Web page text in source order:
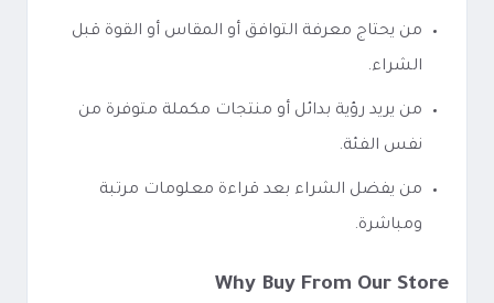
من يحتاج معرفة التوافق أو المقاس أو القوة قبل
الشراء.
من يريد رؤية بدائل أو منتجات مكملة متوفرة من
نفس الفئة.
من يفضل الشراء بعد قراءة معلومات مرتبة
ومباشرة.
Why Buy From Our Store